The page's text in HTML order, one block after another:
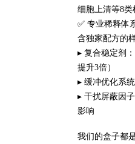
细胞上清等8类
✅ 专业稀释体
含独家配方的
▸ 复合稳定剂
提升3倍）
▸ 缓冲优化系
▸ 干扰屏蔽因
影响
我们的盒子都